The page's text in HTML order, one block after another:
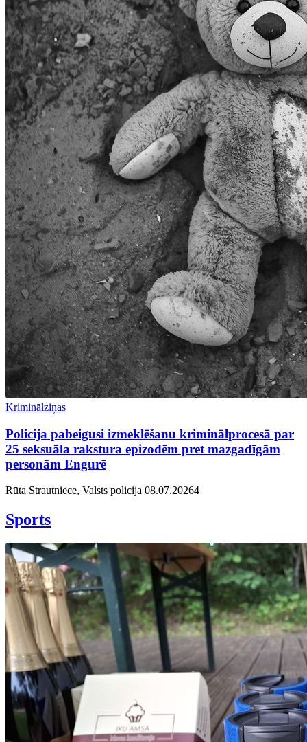
Kriminālziņas
Policija pabeigusi izmeklēšanu kriminālprocesā par
25 seksuāla rakstura epizodēm pret mazgadīgām
personām Engurē
Rūta Strautniece, Valsts policija 08.07.20264
Sports